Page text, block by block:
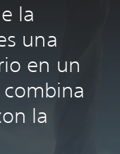
la
una
en un
la